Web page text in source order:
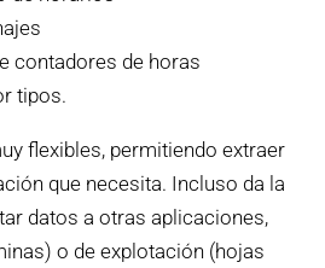
contadores de horas
tipos.
flexibles, permitiendo extraer
que necesita. Incluso da la
datos a otras aplicaciones,
o de explotación (hojas